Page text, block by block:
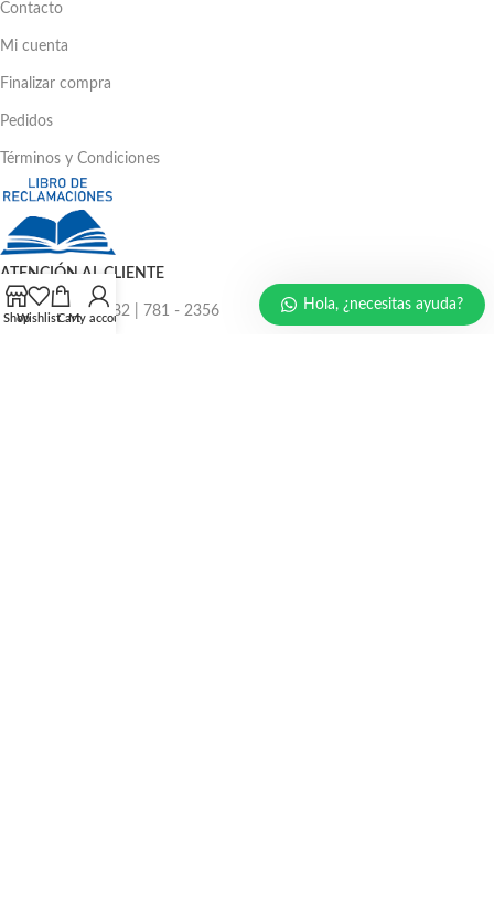
Contacto
Mi cuenta
Finalizar compra
Pedidos
Términos y Condiciones
ATENCIÓN AL CLIENTE
Ventas: 386 - 4582 | 781 - 2356
ShopWishlistCartMy account
Hola, ¿necesitas ayuda?